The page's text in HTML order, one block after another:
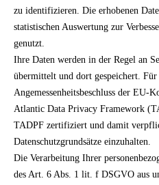
zu identifizieren. Die erhobenen
statistischen Auswertung zur
genutzt.
Ihre Daten werden in der Regel an
übermittelt und dort gespeichert.
Angemessenheitsbeschluss der EU-
Atlantic Data Privacy Framework
TADPF zertifiziert und damit
Datenschutzgrundsätze einzuhalten.
Die Verarbeitung Ihrer
des Art. 6 Abs. 1 lit. f DSGVO aus